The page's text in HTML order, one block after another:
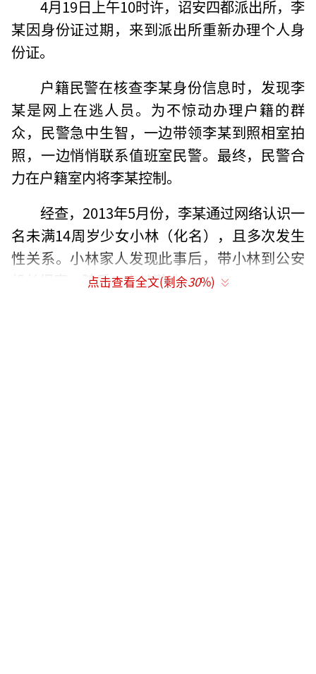
4月19日上午10时许，诏安四都派出所，李
某因身份证过期，来到派出所重新办理个人身
份证。
户籍民警在核查李某身份信息时，发现李
某是网上在逃人员。为不惊动办理户籍的群
众，民警急中生智，一边带领李某到照相室拍
照，一边悄悄联系值班室民警。最终，民警合
力在户籍室内将李某控制。
经查，2013年5月份，李某通过网络认识一
名未满14周岁少女小林（化名），且多次发生
性关系。小林家人发现此事后，带小林到公安
机关报案。随后，李某潜逃。
点击查看全文(剩余30%)